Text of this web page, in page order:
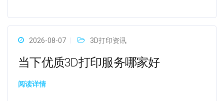
2026-08-07 3D打印资讯
当下优质3D打印服务哪家好
阅读详情